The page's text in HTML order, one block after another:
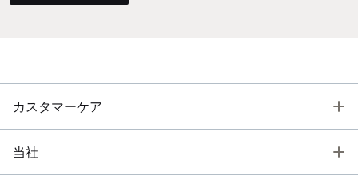
カスタマーケア
当社